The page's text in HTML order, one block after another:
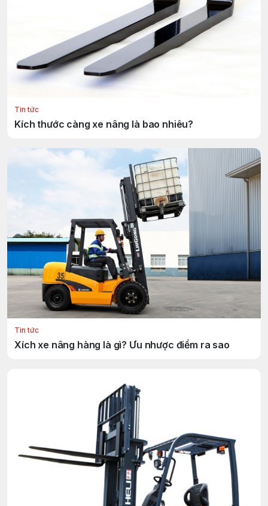
Tin tức
Kích thước càng xe nâng là bao nhiêu?
Tin tức
Xích xe nâng hàng là gì? Ưu nhược điểm ra sao